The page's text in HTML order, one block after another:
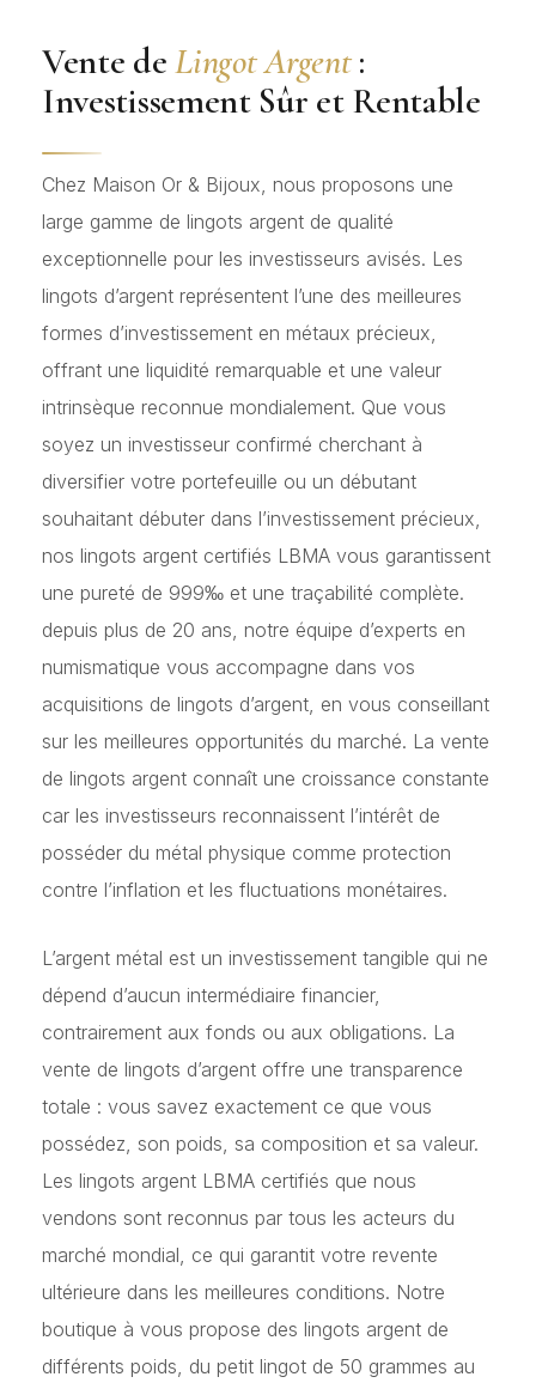
Vente deLingot Argent:
Investissement Sûr et Rentable
Chez Maison Or & Bijoux, nous proposons une
large gamme de lingots argent de qualité
exceptionnelle pour les investisseurs avisés. Les
lingots d’argent représentent l’une des meilleures
formes d’investissement en métaux précieux,
offrant une liquidité remarquable et une valeur
intrinsèque reconnue mondialement. Que vous
soyez un investisseur confirmé cherchant à
diversifier votre portefeuille ou un débutant
souhaitant débuter dans l’investissement précieux,
nos lingots argent certifiés LBMA vous garantissent
une pureté de 999‰ et une traçabilité complète.
depuis plus de 20 ans, notre équipe d’experts en
numismatique vous accompagne dans vos
acquisitions de lingots d’argent, en vous conseillant
sur les meilleures opportunités du marché. La vente
de lingots argent connaît une croissance constante
car les investisseurs reconnaissent l’intérêt de
posséder du métal physique comme protection
contre l’inflation et les fluctuations monétaires.
L’argent métal est un investissement tangible qui ne
dépend d’aucun intermédiaire financier,
contrairement aux fonds ou aux obligations. La
vente de lingots d’argent offre une transparence
totale : vous savez exactement ce que vous
possédez, son poids, sa composition et sa valeur.
Les lingots argent LBMA certifiés que nous
vendons sont reconnus par tous les acteurs du
marché mondial, ce qui garantit votre revente
ultérieure dans les meilleures conditions. Notre
boutique à vous propose des lingots argent de
différents poids, du petit lingot de 50 grammes au